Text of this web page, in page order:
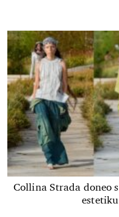
Collina Strada doneo